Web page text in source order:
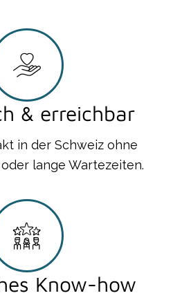
& erreichbar
in der Schweiz ohne
lange Wartezeiten.
Know-how